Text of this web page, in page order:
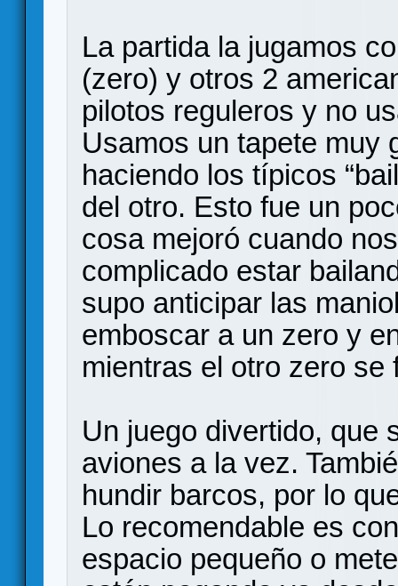
La partida la jugamos
(zero) y otros 2
pilotos reguleros y no
Usamos un tapete muy
haciendo los típicos
del otro. Esto fue un
cosa mejoró cuando
complicado estar
supo anticipar las
emboscar a un zero y
mientras el otro zero se
Un juego divertido, que
aviones a la vez.
hundir barcos, por lo
Lo recomendable es
espacio pequeño o